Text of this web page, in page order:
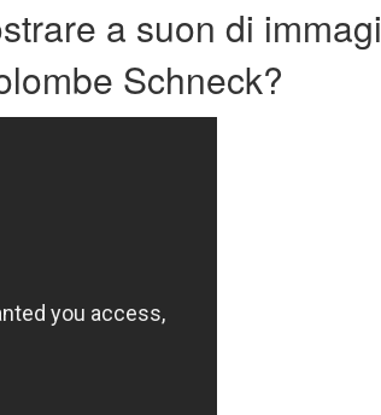
a suon di
Schneck?